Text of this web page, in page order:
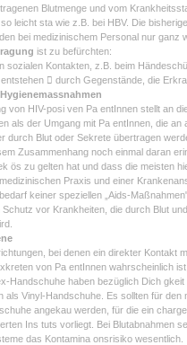
Blutmenge und vom
leicht sta wie z.B. bei HBV. Die
bei medizinischem Personal nur ganz
ist zu befürchten:
sozialen Kontakten, z.B. beim
 durch Gegenstände, die
von HIV-posi ven Pa entInnen stellt an
als der Umgang mit Pa entInnen, die an
durch Blut oder Sekrete übertragen
Zusammenhang noch einmal daran
ös zu gelten hat und dass die meisten
Praxis und einer
keiner speziellen „Aids-
Schutz vor Krankheiten, die durch Blut
bei denen ein direkter Kontakt
von Pa entInnen wahrscheinlich
Handschuhe haben bezüglich Dich
als Vinyl-Handschuhe. Es sollten für den
angekau werden, für die ein
Ins tuts vorliegt. Bei Blutabnahmen
das Kontamina onsrisiko wesentlich.